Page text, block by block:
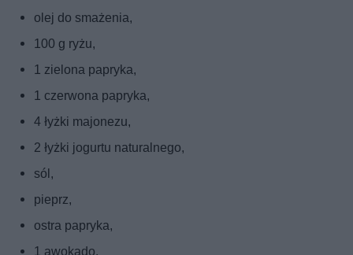
olej do smażenia,
100 g ryżu,
1 zielona papryka,
1 czerwona papryka,
4 łyżki majonezu,
2 łyżki jogurtu naturalnego,
sól,
pieprz,
ostra papryka,
1 awokado,